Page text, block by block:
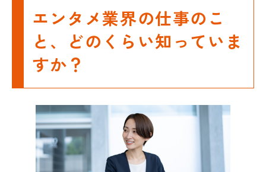
エンタメ業界の仕事のこ
と、どのくらい知っていま
すか？